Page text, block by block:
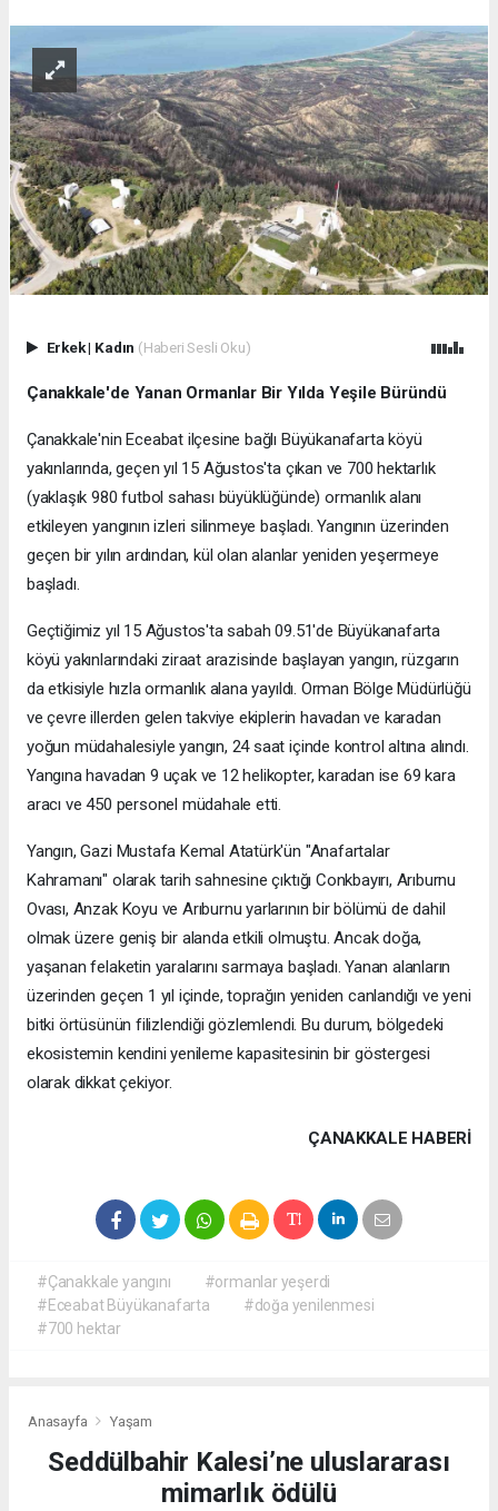
Erkek| Kadın (Haberi Sesli Oku)
Çanakkale'de Yanan Ormanlar Bir Yılda Yeşile Büründü
Çanakkale'nin Eceabat ilçesine bağlı Büyükanafarta köyü
yakınlarında, geçen yıl 15 Ağustos'ta çıkan ve 700 hektarlık
(yaklaşık 980 futbol sahası büyüklüğünde) ormanlık alanı
etkileyen yangının izleri silinmeye başladı. Yangının üzerinden
geçen bir yılın ardından, kül olan alanlar yeniden yeşermeye
başladı.
Geçtiğimiz yıl 15 Ağustos'ta sabah 09.51'de Büyükanafarta
köyü yakınlarındaki ziraat arazisinde başlayan yangın, rüzgarın
da etkisiyle hızla ormanlık alana yayıldı. Orman Bölge Müdürlüğü
ve çevre illerden gelen takviye ekiplerin havadan ve karadan
yoğun müdahalesiyle yangın, 24 saat içinde kontrol altına alındı.
Yangına havadan 9 uçak ve 12 helikopter, karadan ise 69 kara
aracı ve 450 personel müdahale etti.
Yangın, Gazi Mustafa Kemal Atatürk'ün "Anafartalar
Kahramanı" olarak tarih sahnesine çıktığı Conkbayırı, Arıburnu
Ovası, Anzak Koyu ve Arıburnu yarlarının bir bölümü de dahil
olmak üzere geniş bir alanda etkili olmuştu. Ancak doğa,
yaşanan felaketin yaralarını sarmaya başladı. Yanan alanların
üzerinden geçen 1 yıl içinde, toprağın yeniden canlandığı ve yeni
bitki örtüsünün filizlendiği gözlemlendi. Bu durum, bölgedeki
ekosistemin kendini yenileme kapasitesinin bir göstergesi
olarak dikkat çekiyor.
ÇANAKKALE HABERİ
#Çanakkale yangını
#ormanlar yeşerdi
#Eceabat Büyükanafarta
#doğa yenilenmesi
#700 hektar
Anasayfa Yaşam
Seddülbahir Kalesi’ne uluslararası
mimarlık ödülü